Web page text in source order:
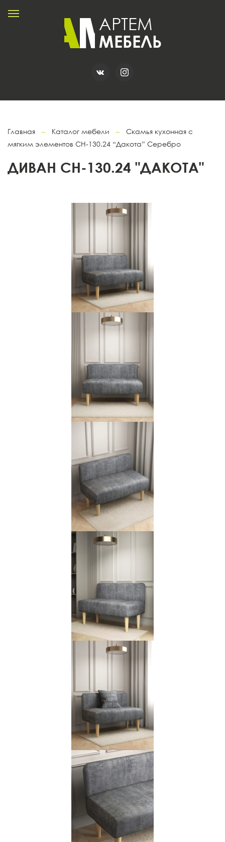
Главная – Каталог мебели –
Скамья кухонная с
мягким элементов СН-130.24 “Дакота” Серебро
ДИВАН СН-130.24 "ДАКОТА"